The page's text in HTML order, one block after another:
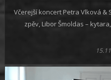
Včerejší koncert Petra Vlková &
zpěv, Libor Šmoldas –